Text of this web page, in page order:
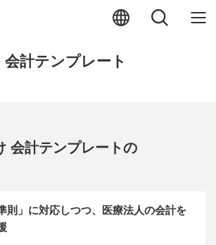
会計テンプレート
会計テンプレートの
則」に対応しつつ、医療法人の会計を